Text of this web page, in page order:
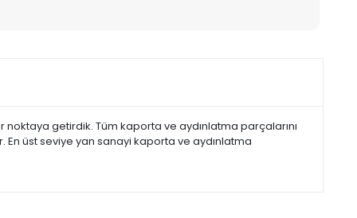
bir noktaya getirdik. Tüm kaporta ve aydınlatma parçalarını
En üst seviye yan sanayi kaporta ve aydınlatma